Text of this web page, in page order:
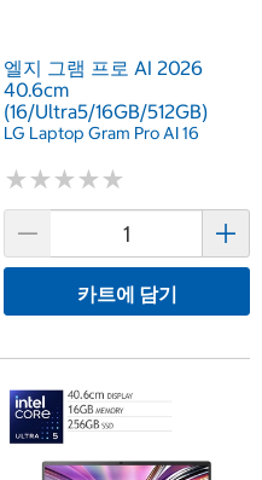
엘지 그램 프로 AI 2026
40.6cm
(16/Ultra5/16GB/512GB)
LG Laptop Gram Pro AI 16
★★★★★
★★★★★
카트에 담기